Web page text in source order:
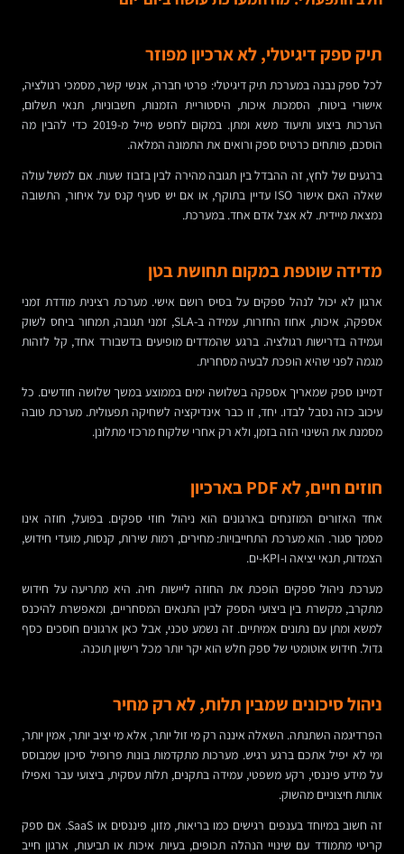
תיק ספק דיגיטלי, לא ארכיון מפוזר
לכל ספק נבנה במערכת תיק דיגיטלי: פרטי חברה, אנשי קשר, מסמכי רגולציה,
אישורי ביטוח, הסמכות איכות, היסטוריית הזמנות, חשבוניות, תנאי תשלום,
הערכות ביצוע ותיעוד משא ומתן. במקום לחפש מייל מ-2019 כדי להבין מה
הוסכם, פותחים כרטיס ספק ורואים את התמונה המלאה.
ברגעים של לחץ, זה ההבדל בין תגובה מהירה לבין בזבוז שעות. אם למשל עולה
שאלה האם אישור ISO עדיין בתוקף, או אם יש סעיף קנס על איחור, התשובה
נמצאת מיידית. לא אצל אדם אחד. במערכת.
מדידה שוטפת במקום תחושת בטן
ארגון לא יכול לנהל ספקים על בסיס רושם אישי. מערכת רצינית מודדת זמני
אספקה, איכות, אחוז החזרות, עמידה ב-SLA, זמני תגובה, תמחור ביחס לשוק
ועמידה בדרישות רגולציה. ברגע שהמדדים מופיעים בדשבורד אחד, קל לזהות
מגמה לפני שהיא הופכת לבעיה מסחרית.
דמיינו ספק שמאריך אספקה בשלושה ימים בממוצע במשך שלושה חודשים. כל
עיכוב כזה נסבל לבדו. יחד, זו כבר אינדיקציה לשחיקה תפעולית. מערכת טובה
מסמנת את השינוי הזה בזמן, ולא רק אחרי שלקוח מרכזי מתלונן.
חוזים חיים, לא PDF בארכיון
אחד האזורים המוזנחים בארגונים הוא ניהול חוזי ספקים. בפועל, חוזה אינו
מסמך סגור. הוא מערכת התחייבויות: מחירים, רמות שירות, קנסות, מועדי חידוש,
הצמדות, תנאי יציאה ו-KPI-ים.
מערכת ניהול ספקים הופכת את החוזה ליישות חיה. היא מתריעה על חידוש
מתקרב, מקשרת בין ביצועי הספק לבין התנאים המסחריים, ומאפשרת להיכנס
למשא ומתן עם נתונים אמיתיים. זה נשמע טכני, אבל כאן ארגונים חוסכים כסף
גדול. חידוש אוטומטי של ספק חלש הוא יקר יותר מכל רישיון תוכנה.
ניהול סיכונים שמבין תלות, לא רק מחיר
הפרדיגמה השתנתה. השאלה איננה רק מי זול יותר, אלא מי יציב יותר, אמין יותר,
ומי לא יפיל אתכם ברגע רגיש. מערכות מתקדמות בונות פרופיל סיכון שמבוסס
על מידע פיננסי, רקע משפטי, עמידה בתקנים, תלות עסקית, ביצועי עבר ואפילו
אותות חיצוניים מהשוק.
זה חשוב במיוחד בענפים רגישים כמו בריאות, מזון, פיננסים או SaaS. אם ספק
קריטי מתמודד עם שינויי הנהלה תכופים, בעיות איכות או תביעות, ארגון חייב